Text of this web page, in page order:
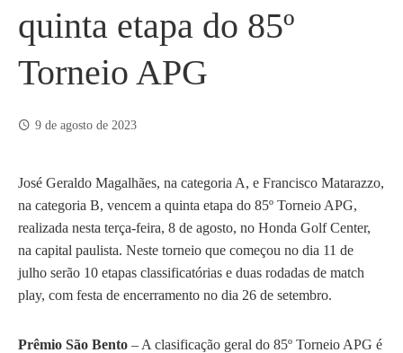
quinta etapa do 85º
Torneio APG
9 de agosto de 2023
José Geraldo Magalhães, na categoria A, e Francisco Matarazzo,
na categoria B, vencem a quinta etapa do 85º Torneio APG,
realizada nesta terça-feira, 8 de agosto, no Honda Golf Center,
na capital paulista. Neste torneio que começou no dia 11 de
julho serão 10 etapas classificatórias e duas rodadas de match
play, com festa de encerramento no dia 26 de setembro.
Prêmio São Bento – A clasificação geral do 85º Torneio APG é